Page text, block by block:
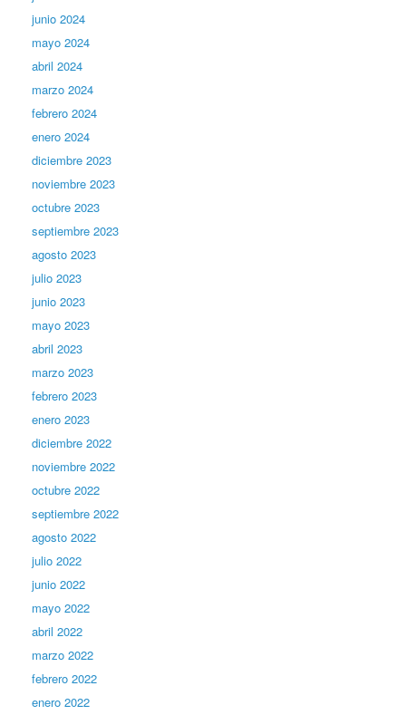
junio 2024
mayo 2024
abril 2024
marzo 2024
febrero 2024
enero 2024
diciembre 2023
noviembre 2023
octubre 2023
septiembre 2023
agosto 2023
julio 2023
junio 2023
mayo 2023
abril 2023
marzo 2023
febrero 2023
enero 2023
diciembre 2022
noviembre 2022
octubre 2022
septiembre 2022
agosto 2022
julio 2022
junio 2022
mayo 2022
abril 2022
marzo 2022
febrero 2022
enero 2022